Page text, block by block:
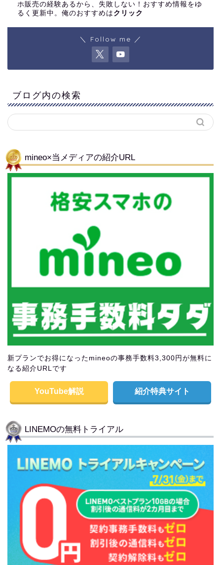
ホ販売の経験あるから、失敗しない！おすすめ情報をゆ
るく更新中。俺のおすすめは クリック
＼ Follow me ／
ブログ内の検索
mineo×当メディアの紹介URL
新プランでお得になったmineoの事務手数料3,300円が無料に
なる紹介URLです
YouTube解説 紹介特典サイト
LINEMOの無料トライアル